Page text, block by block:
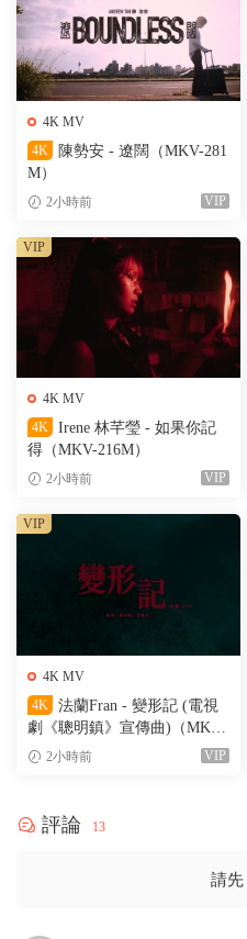
4K MV
4K
陳勢安 - 遼闊（MKV-281
M）
2小時前 VIP
4K MV
4K
Irene 林芊瑩 - 如果你記
得（MKV-216M）
2小時前 VIP
VIP
4K MV
4K
法蘭Fran - 變形記 (電視
劇《聰明鎮》宣傳曲)（MKV-
205M）
2小時前 VIP
VIP
評論 13
請先